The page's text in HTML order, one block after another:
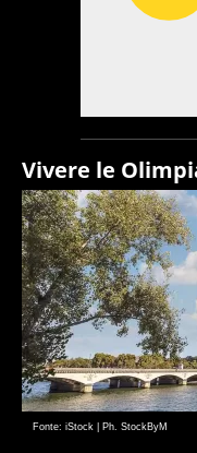
Vivere le
Fonte: iStock | Ph. StockByM